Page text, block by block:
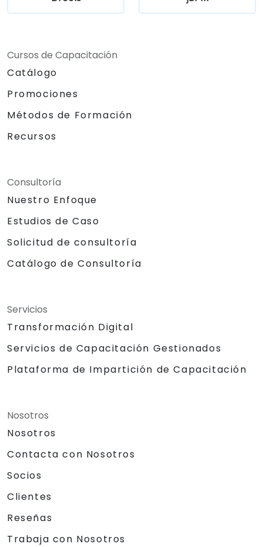
Cursos de Capacitación
Catálogo
Promociones
Métodos de Formación
Recursos
Consultoría
Nuestro Enfoque
Estudios de Caso
Solicitud de consultoría
Catálogo de Consultoría
Servicios
Transformación Digital
Servicios de Capacitación Gestionados
Plataforma de Impartición de Capacitación
Nosotros
Nosotros
Contacta con Nosotros
Socios
Clientes
Reseñas
Trabaja con Nosotros